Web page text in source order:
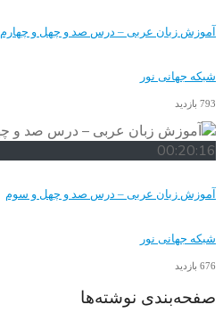
آموزش زبان عربی – درس صد و چهل و چهارم
شبکه جهانی نور
793 بازدید
00:20:16
آموزش زبان عربی – درس صد و چهل و سوم
شبکه جهانی نور
676 بازدید
صفحه‌بندی نوشته‌ها